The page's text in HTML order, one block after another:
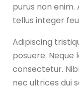
purus non enim.
tellus integer
Adipiscing
posuere. Neque
consectetur.
nec ultrices dui